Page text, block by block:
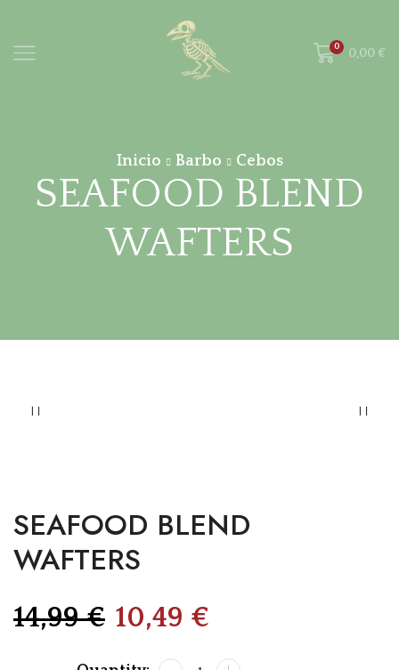
0 0,00 €
Inicio Barbo Cebos
SEAFOOD BLEND
WAFTERS
SEAFOOD BLEND
WAFTERS
14,99€ 10,49 €